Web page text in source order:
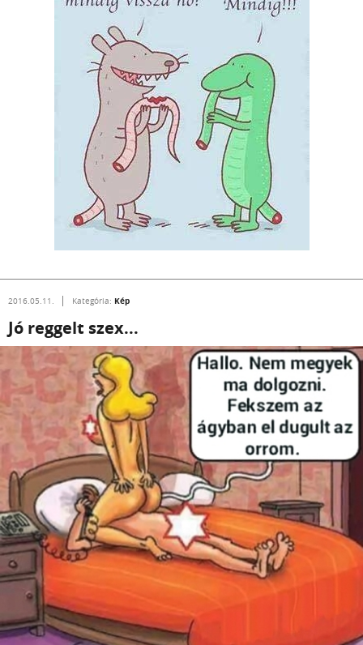
2016.05.11. Kategória: Kép
Jó reggelt szex...